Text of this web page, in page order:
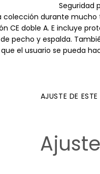
Seguridad
colección durante
CE doble A. E incluye
pecho y espalda.
el usuario se pueda
AJUSTE DE